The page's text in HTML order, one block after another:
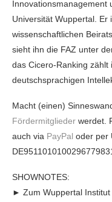
Innovationsmanagement
Universität Wuppertal.
wissenschaftlichen
sieht ihn die FAZ unter
das Cicero-Ranking zählt
deutschsprachigen
Macht (einen)
Fördermitglieder werdet.
auch via PayPal oder per
SHOWNOTES:
► Zum Wuppertal Institut